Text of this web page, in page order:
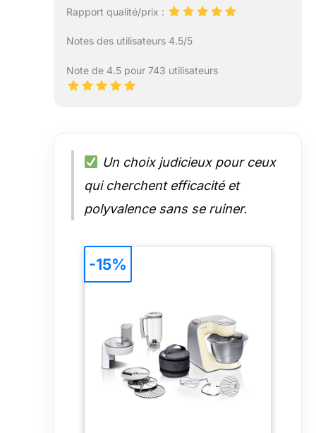
Rapport qualité/prix :
Notes des utilisateurs 4.5/5
Note de 4.5 pour 743 utilisateurs
Un choix judicieux pour ceux
qui cherchent efficacité et
polyvalence sans se ruiner.
-15%